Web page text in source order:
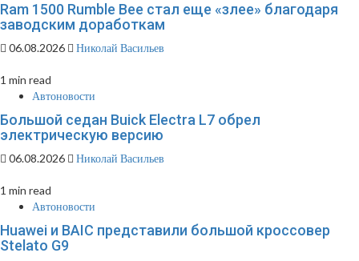
Ram 1500 Rumble Bee стал еще «злее» благодаря
заводским доработкам
06.08.2026 Николай Васильев
1 min read
Автоновости
Большой седан Buick Electra L7 обрел
электрическую версию
06.08.2026 Николай Васильев
1 min read
Автоновости
Huawei и BAIC представили большой кроссовер
Stelato G9